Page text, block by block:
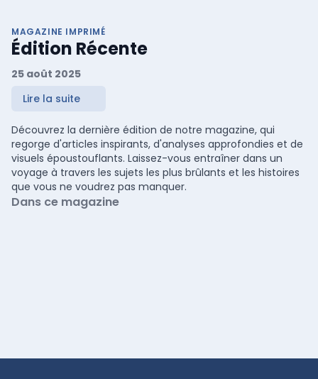
MAGAZINE IMPRIMÉ
Édition Récente
25 août 2025
Lire la suite
Découvrez la dernière édition de notre magazine, qui
regorge d'articles inspirants, d'analyses approfondies et de
visuels époustouflants. Laissez-vous entraîner dans un
voyage à travers les sujets les plus brûlants et les histoires
que vous ne voudrez pas manquer.
Dans ce magazine